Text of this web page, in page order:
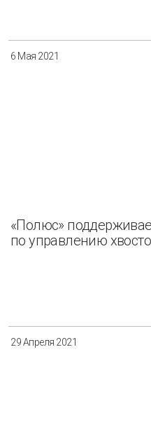
6 Мая 2021
«Полюс»
по управлению
29 Апреля 2021